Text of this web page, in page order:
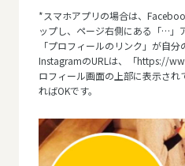
*スマホアプリの場合は、
ップし、ページ右側にある「…」
「プロフィールのリンク」が自分
InstagramのURLは、「https://
ロフィール画面の上部に表示さ
ればOKです。